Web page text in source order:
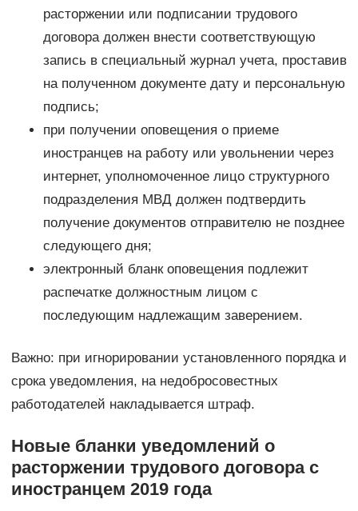
расторжении или подписании трудового
договора должен внести соответствующую
запись в специальный журнал учета, проставив
на полученном документе дату и персональную
подпись;
при получении оповещения о приеме
иностранцев на работу или увольнении через
интернет, уполномоченное лицо структурного
подразделения МВД должен подтвердить
получение документов отправителю не позднее
следующего дня;
электронный бланк оповещения подлежит
распечатке должностным лицом с
последующим надлежащим заверением.
Важно: при игнорировании установленного порядка и
срока уведомления, на недобросовестных
работодателей накладывается штраф.
Новые бланки уведомлений о
расторжении трудового договора с
иностранцем 2019 года